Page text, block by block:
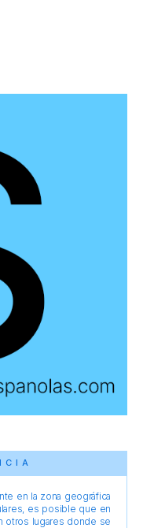
en la zona geográfica
es posible que en
otros lugares donde se